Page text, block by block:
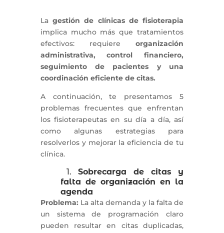
La gestión de clínicas de fisioterapia
implica mucho más que tratamientos
efectivos: requiereorganización
administrativa, control financiero,
seguimiento de pacientes y una
coordinación eficiente de citas.
A continuación, te presentamos 5
problemas frecuentes que enfrentan
los fisioterapeutas en su día a día, así
como algunas estrategias para
resolverlos y mejorar la eficiencia de tu
clínica.
1.Sobrecarga de citas y
falta de organización en la
agenda
Problema: La alta demanda y la falta de
un sistema de programación claro
pueden resultar en citas duplicadas,